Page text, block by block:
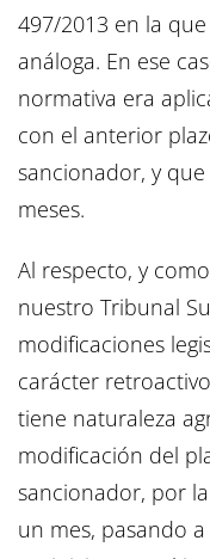
497/2013 en la
análoga. En ese
normativa era
con el anterior
sancionador, y
meses.
Al respecto, y
nuestro Tribunal
modificaciones
carácter
tiene naturaleza
modificación del
sancionador, por
un mes, pasando